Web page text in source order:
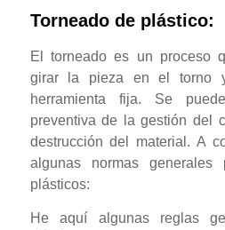
Torneado de plástico:
El torneado es un proceso
girar la pieza en el torno
herramienta fija. Se
preventiva de la gestión del
destrucción del material. A
algunas normas
plásticos:
He aquí algunas reglas